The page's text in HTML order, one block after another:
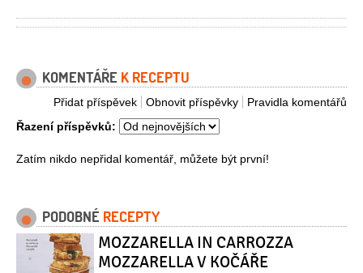
KOMENTÁŘE K RECEPTU
Pravidla komentářů
Obnovit příspěvky
Přidat příspěvek
Řazení příspěvků:
Zatím nikdo nepřidal komentář, můžete být první!
PODOBNÉ RECEPTY
MOZZARELLA IN CARROZZA
MOZZARELLA V KOČÁŘE